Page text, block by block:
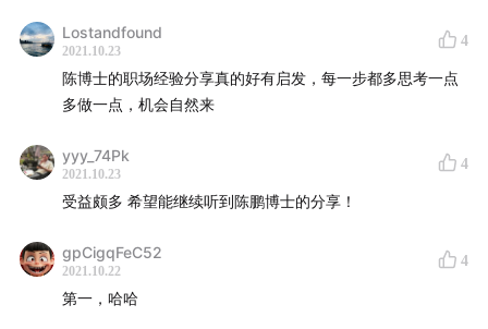
剪辑 / 小文
关于我们
播客节目。我们关注投资理财，更关注怎样更好地生活。
在我们看来，投资成功，是我们变成一个更好的人之后，
自然的结果。
每一期小酒馆，我们都会请嘉宾前来，和我们一起聊聊投
资，聊聊生活，分享他们的真实故事和感受。
Lostandfound
2021.10.23
4
陈博士的职场经验分享真的好有启发，每一步都多思考一点
多做一点，机会自然来
yyy_74Pk
2021.10.23
4
受益颇多 希望能继续听到陈鹏博士的分享！
gpCigqFeC52
2021.10.22
4
第一，哈哈